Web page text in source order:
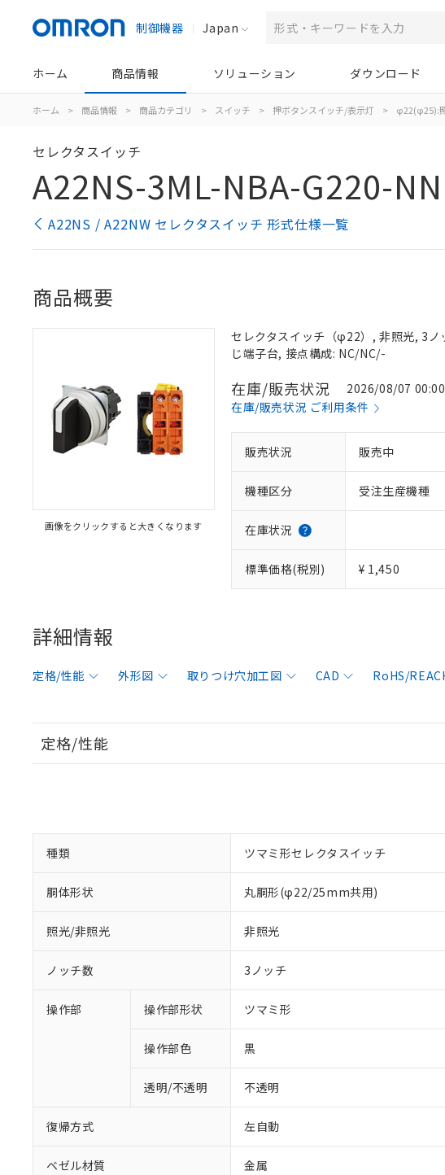
制御機器 Japan
ホーム 商品情報 ソリューション ダウンロード
ホーム > 商品情報 > 商品カテゴリ > スイッチ > 押ボタンスイッチ/表示灯 > φ22(φ25):
セレクタスイッチ
A22NS-3ML-NBA-G220-NN
A22NS / A22NW セレクタスイッチ 形式仕様一覧
商品概要
画像をクリックすると大きくなります
セレクタスイッチ（φ22）, 非照光, 3
じ端子台, 接点構成: NC/NC/-
在庫/販売状況
2026/08/07
在庫/販売状況 ご利用条件
販売状況 販売中
機種区分 受注生産機種
在庫状況
標準価格(税別) ¥ 1,450
詳細情報
定格/性能 外形図 取りつけ穴加工図 CAD RoHS/
定格/性能
種類 ツマミ形セレクタスイッチ
胴体形状 丸胴形(φ22/25mm共用)
照光/非照光 非照光
ノッチ数 3ノッチ
操作部 操作部形状 ツマミ形
操作部色 黒
透明/不透明 不透明
復帰方式 左自動
ベゼル材質 金属